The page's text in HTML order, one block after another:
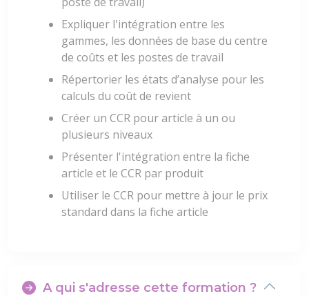
Expliquer l'intégration entre les
gammes, les données de base du centre
de coûts et les postes de travail
Répertorier les états d’analyse pour les
calculs du coût de revient
Créer un CCR pour article à un ou
plusieurs niveaux
Présenter l'intégration entre la fiche
article et le CCR par produit
Utiliser le CCR pour mettre à jour le prix
standard dans la fiche article
A qui s'adresse cette formation ?